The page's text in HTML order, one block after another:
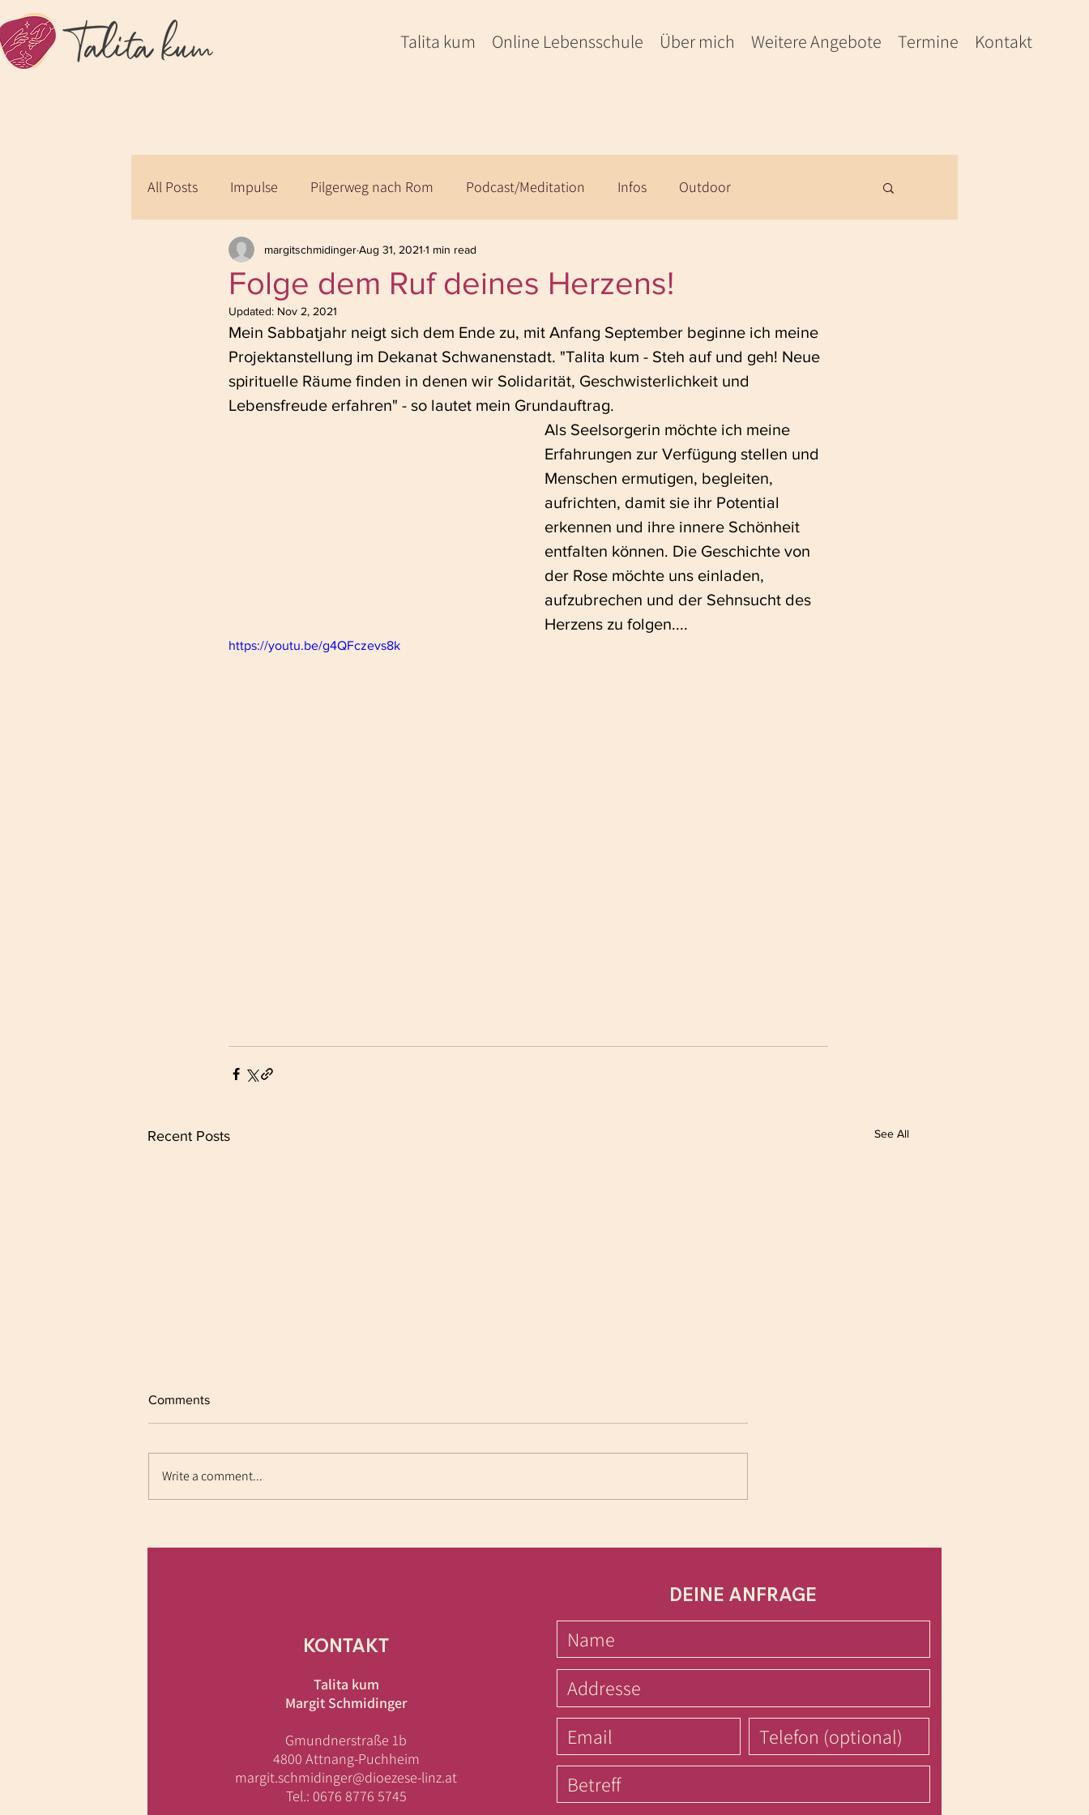
Talita kum Online Lebensschule Über mich Weitere Angebote Termine Kontakt
All Posts Impulse Pilgerweg nach Rom Podcast/Meditation Infos Outdoor
Folge dem Ruf deines Herzens!
margitschmidingerAug 31, 2021 1 min read
Updated: Nov 2, 2021
Mein Sabbatjahr neigt sich dem Ende zu, mit Anfang September beginne ich meine
Projektanstellung im Dekanat Schwanenstadt. "Talita kum - Steh auf und geh! Neue
spirituelle Räume finden in denen wir Solidarität, Geschwisterlichkeit und
Lebensfreude erfahren" - so lautet mein Grundauftrag.
Als Seelsorgerin möchte ich meine
Erfahrungen zur Verfügung stellen und
Menschen ermutigen, begleiten,
aufrichten, damit sie ihr Potential
erkennen und ihre innere Schönheit
entfalten können. Die Geschichte von
der Rose möchte uns einladen,
aufzubrechen und der Sehnsucht des
Herzens zu folgen....
https://youtu.be/g4QFczevs8k
Recent Posts See All
Comments
Write a comment...
KONTAKT
Talita kum
Margit Schmidinger
Gmundnerstraße 1b
4800 Attnang-Puchheim
margit.schmidinger@dioezese-linz.at
Tel.: 0676 8776 5745
DEINE ANFRAGE